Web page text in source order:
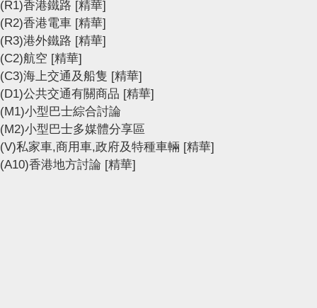
(R1)香港鐵路 [精華]
(R2)香港電車 [精華]
(R3)港外鐵路 [精華]
(C2)航空 [精華]
(C3)海上交通及船隻 [精華]
(D1)公共交通有關商品 [精華]
(M1)小型巴士綜合討論
(M2)小型巴士多媒體分享區
(V)私家車,商用車,政府及特種車輛 [精華]
(A10)香港地方討論 [精華]